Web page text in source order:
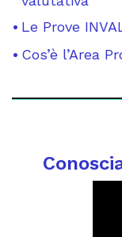
Le Prove
Cos’è l’Area